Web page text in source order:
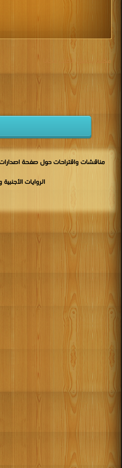
مكتبة تحميل الكتب مجانا
الروايات الأجنبية